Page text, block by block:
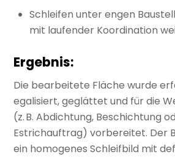
Schleifen unter engen
mit laufender Koordination
Ergebnis:
Die bearbeitete Fläche wurde
egalisiert, geglättet und für die
(z. B. Abdichtung, Beschichtung
Estrichauftrag) vorbereitet. Der
ein homogenes Schleifbild mit